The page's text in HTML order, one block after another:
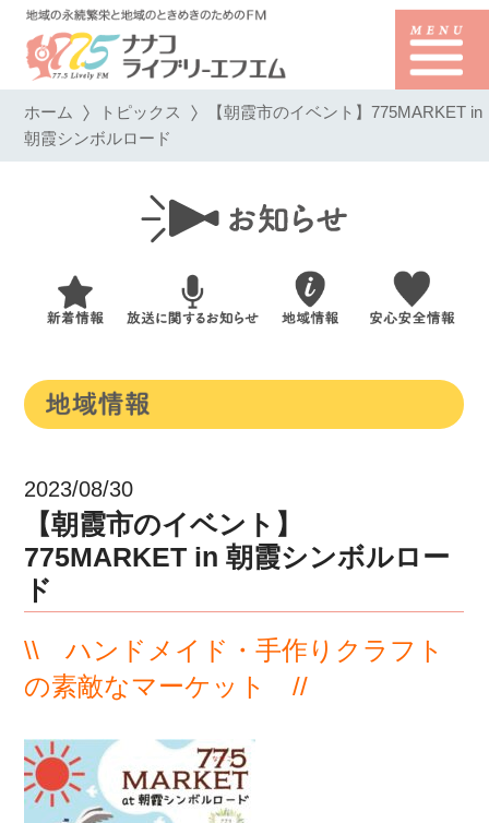
ホーム トピックス 【朝霞市のイベント】775MARKET in
朝霞シンボルロード
2023/08/30
【朝霞市のイベント】
775MARKET in 朝霞シンボルロー
ド
\\ ハンドメイド・手作りクラフト
の素敵なマーケット //